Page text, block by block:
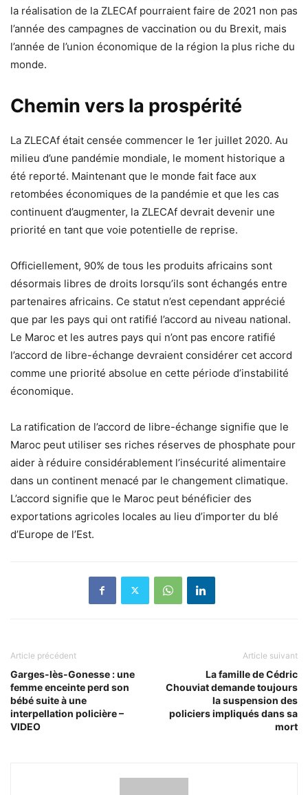
la réalisation de la ZLECAf pourraient faire de 2021 non pas
l’année des campagnes de vaccination ou du Brexit, mais
l’année de l’union économique de la région la plus riche du
monde.
Chemin vers la prospérité
La ZLECAf était censée commencer le 1er juillet 2020. Au
milieu d’une pandémie mondiale, le moment historique a
été reporté. Maintenant que le monde fait face aux
retombées économiques de la pandémie et que les cas
continuent d’augmenter, la ZLECAf devrait devenir une
priorité en tant que voie potentielle de reprise.
Officiellement, 90% de tous les produits africains sont
désormais libres de droits lorsqu’ils sont échangés entre
partenaires africains. Ce statut n’est cependant apprécié
que par les pays qui ont ratifié l’accord au niveau national.
Le Maroc et les autres pays qui n’ont pas encore ratifié
l’accord de libre-échange devraient considérer cet accord
comme une priorité absolue en cette période d’instabilité
économique.
La ratification de l’accord de libre-échange signifie que le
Maroc peut utiliser ses riches réserves de phosphate pour
aider à réduire considérablement l’insécurité alimentaire
dans un continent menacé par le changement climatique.
L’accord signifie que le Maroc peut bénéficier des
exportations agricoles locales au lieu d’importer du blé
d’Europe de l’Est.
Article précédent
Garges-lès-Gonesse : une
femme enceinte perd son
bébé suite à une
interpellation policière –
VIDEO
Article suivant
La famille de Cédric
Chouviat demande toujours
la suspension des
policiers impliqués dans sa
mort